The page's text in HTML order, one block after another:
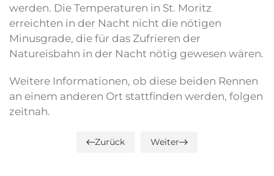
werden. Die Temperaturen in St. Moritz
erreichten in der Nacht nicht die nötigen
Minusgrade, die für das Zufrieren der
Natureisbahn in der Nacht nötig gewesen wären.
Weitere Informationen, ob diese beiden Rennen
an einem anderen Ort stattfinden werden, folgen
zeitnah.
Zurück Weiter